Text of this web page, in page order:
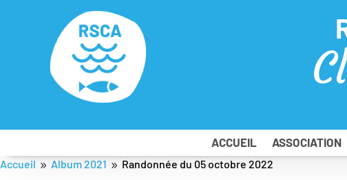
ACCUEIL ASSOCIATION
Accueil 9 Album 2021 9 Randonnée du 05 octobre 2022